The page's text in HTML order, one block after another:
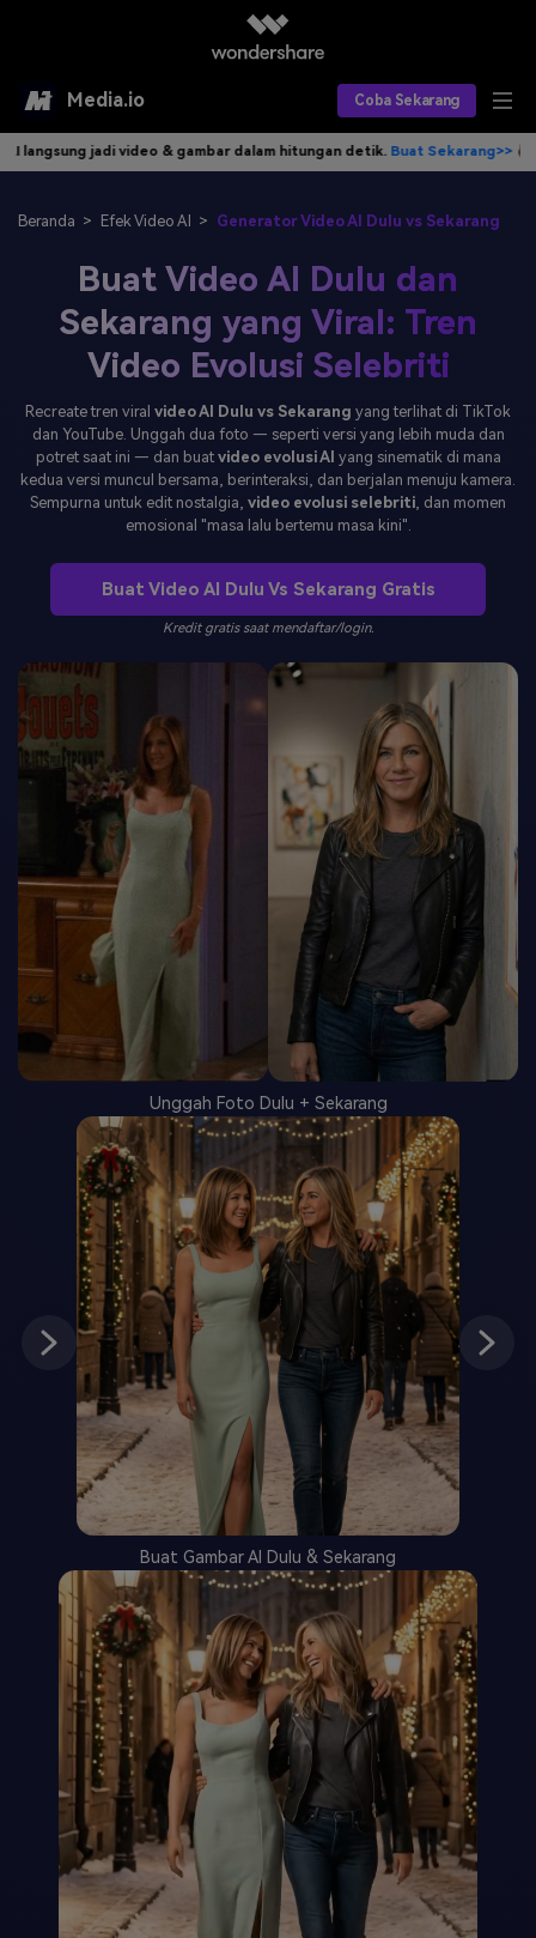
Media.io Coba Sekarang
Alat AI
AI Video
AI Gambar
AI Audio
Produk AI
Asisten Video AI
Editor Video AI
Editor Gambar AI
Editor Audio AI
Find More Solutions >>
Efek AI
Efek Video
Sumber Daya
Panduan Pengguna Apa yang Baru
FAQs Hubungi Kami
Tips & Tutorial AI
Postingan Terbaru
Jelajahi Lebih Banyak >>
Veo3 TOP
Berkreasi dengan AI
dalam hitungan detik.Buat Sekarang>> Tulis idemu, AI
Beranda > Efek Video AI > Generator Video AI Dulu vs Sekarang
Buat Video AI Dulu dan
Sekarang yang Viral: Tren
Video Evolusi Selebriti
Recreate tren viral video AI Dulu vs Sekarang yang terlihat di TikTok
dan YouTube. Unggah dua foto — seperti versi yang lebih muda dan
potret saat ini — dan buat video evolusi AI yang sinematik di mana
kedua versi muncul bersama, berinteraksi, dan berjalan menuju kamera.
Sempurna untuk edit nostalgia, video evolusi selebriti , dan momen
emosional "masa lalu bertemu masa kini".
Buat Video AI Dulu Vs Sekarang Gratis
Kredit gratis saat mendaftar/login.
Unggah Foto Dulu + Sekarang
Buat Gambar AI Dulu & Sekarang